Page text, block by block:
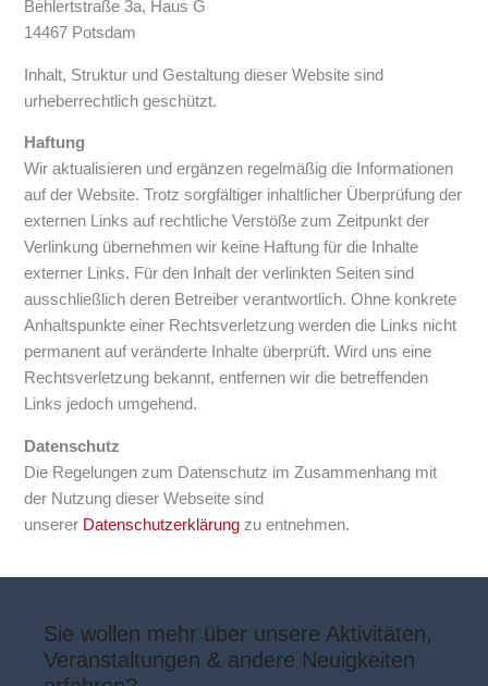
Behlertstraße 3a, Haus G
14467 Potsdam
Inhalt, Struktur und Gestaltung dieser Website sind
urheberrechtlich geschützt.
Haftung
Wir aktualisieren und ergänzen regelmäßig die Informationen
auf der Website. Trotz sorgfältiger inhaltlicher Überprüfung der
externen Links auf rechtliche Verstöße zum Zeitpunkt der
Verlinkung übernehmen wir keine Haftung für die Inhalte
externer Links. Für den Inhalt der verlinkten Seiten sind
ausschließlich deren Betreiber verantwortlich. Ohne konkrete
Anhaltspunkte einer Rechtsverletzung werden die Links nicht
permanent auf veränderte Inhalte überprüft. Wird uns eine
Rechtsverletzung bekannt, entfernen wir die betreffenden
Links jedoch umgehend.
Datenschutz
Die Regelungen zum Datenschutz im Zusammenhang mit
der Nutzung dieser Webseite sind
unserer Datenschutzerklärung zu entnehmen.
Sie wollen mehr über unsere Aktivitäten,
Veranstaltungen & andere Neuigkeiten